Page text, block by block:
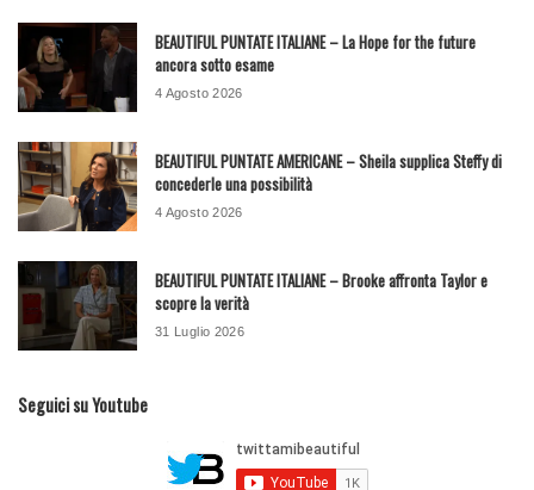
BEAUTIFUL PUNTATE ITALIANE – La Hope for the future
ancora sotto esame
4 Agosto 2026
BEAUTIFUL PUNTATE AMERICANE – Sheila supplica Steffy di
concederle una possibilità
4 Agosto 2026
BEAUTIFUL PUNTATE ITALIANE – Brooke affronta Taylor e
scopre la verità
31 Luglio 2026
Seguici su Youtube